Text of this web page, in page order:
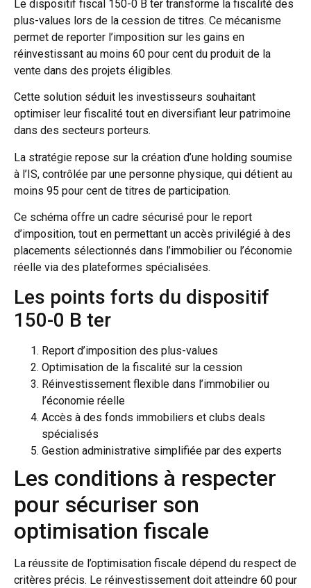
Le dispositif fiscal 150-0 B ter transforme la fiscalité des
plus-values lors de la cession de titres. Ce mécanisme
permet de reporter l’imposition sur les gains en
réinvestissant au moins 60 pour cent du produit de la
vente dans des projets éligibles.
Cette solution séduit les investisseurs souhaitant
optimiser leur fiscalité tout en diversifiant leur patrimoine
dans des secteurs porteurs.
La stratégie repose sur la création d’une holding soumise
à l’IS, contrôlée par une personne physique, qui détient au
moins 95 pour cent de titres de participation.
Ce schéma offre un cadre sécurisé pour le report
d’imposition, tout en permettant un accès privilégié à des
placements sélectionnés dans l’immobilier ou l’économie
réelle via des plateformes spécialisées.
Les points forts du dispositif
150-0 B ter
Report d’imposition des plus-values
Optimisation de la fiscalité sur la cession
Réinvestissement flexible dans l’immobilier ou
l’économie réelle
Accès à des fonds immobiliers et clubs deals
spécialisés
Gestion administrative simplifiée par des experts
Les conditions à respecter
pour sécuriser son
optimisation fiscale
La réussite de l’optimisation fiscale dépend du respect de
critères précis. Le réinvestissement doit atteindre 60 pour